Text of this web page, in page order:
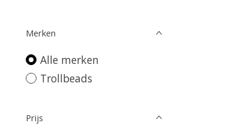
Merken
Alle merken
Trollbeads
Prijs